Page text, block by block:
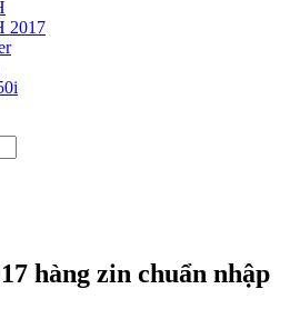
2017
hàng zin chuẩn nhập